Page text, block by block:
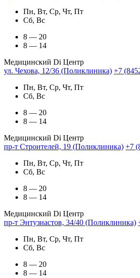
Пн, Вт, Ср, Чт, Пт
Сб, Вс
8 — 20
8 — 14
Медицинский Di Центр
ул. Чехова, 12/36 (Поликлиника) +7
Пн, Вт, Ср, Чт, Пт
Сб, Вс
8 — 20
8 — 14
Медицинский Di Центр
пр-т Строителей, 19 (Поликлиника) +7
Пн, Вт, Ср, Чт, Пт
Сб, Вс
8 — 20
8 — 14
Медицинский Di Центр
пр-т Энтузиастов, 34/40 (Поликлиника)
Пн, Вт, Ср, Чт, Пт
Сб, Вс
8 — 20
8 — 14